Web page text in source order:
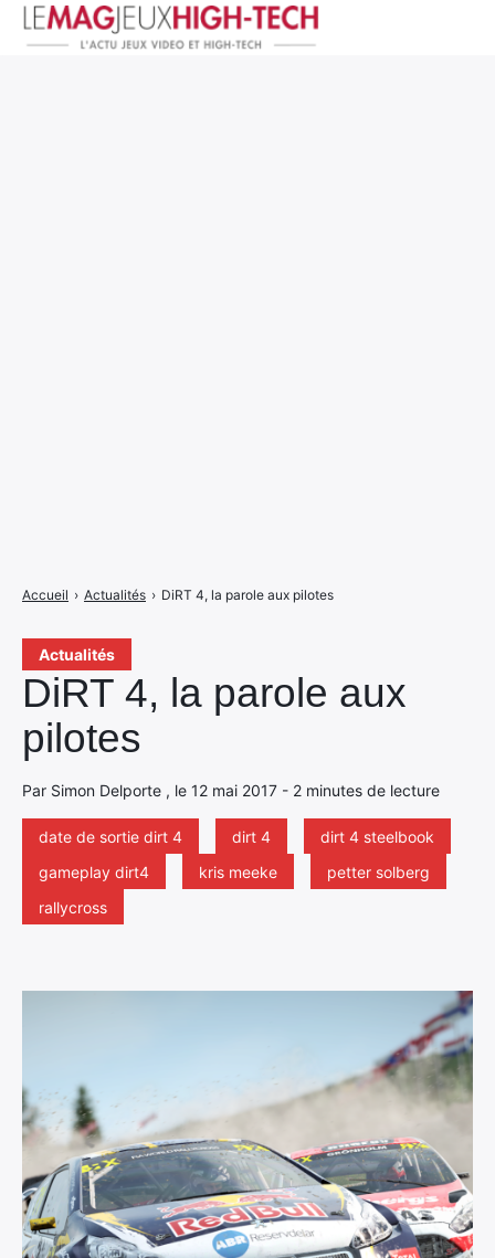
Actualités
DiRT 4, la parole aux
pilotes
Par Simon Delporte , le 12 mai 2017 - 2 minutes de lecture
date de sortie dirt 4 dirt 4
dirt 4 steelbook
gameplay dirt4
kris meeke
petter solberg
rallycross
Accueil › Actualités › DiRT 4, la parole aux pilotes